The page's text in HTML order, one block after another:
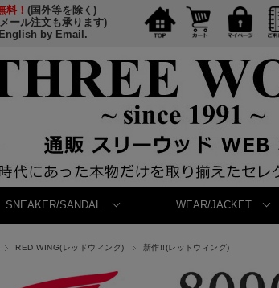
料！ (国外等を除く)
ール注文も承ります)
by Email.
SNEAKER/SANDAL WEAR/JACKET
RED WING(レッドウィング) 新作!!(レッドウィング)